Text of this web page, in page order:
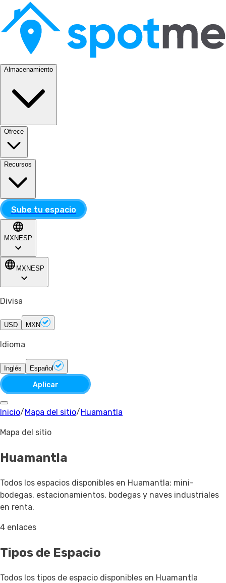
Almacenamiento
Ofrece
Recursos
Sube tu espacio
MXN ESP
MXN ESP
Divisa
USD MXN
Idioma
Inglés Español
Aplicar
Inicio/ Mapa del sitio/ Huamantla
Mapa del sitio
Huamantla
Todos los espacios disponibles en Huamantla: mini-
bodegas, estacionamientos, bodegas y naves industriales
en renta.
4 enlaces
Tipos de Espacio
Todos los tipos de espacio disponibles en Huamantla